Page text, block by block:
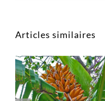
Articles similaires